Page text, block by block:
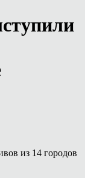
из 14 городов